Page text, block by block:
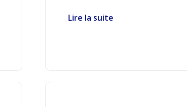
Lire la suite